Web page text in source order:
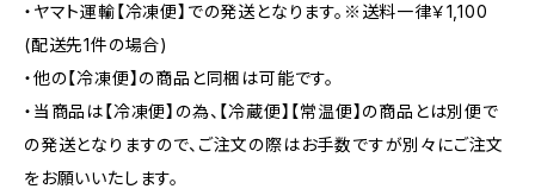
・ヤマト運輸【冷凍便】での発送となります。※送料一律￥1,100
(配送先1件の場合)
・他の【冷凍便】の商品と同梱は可能です。
・当商品は【冷凍便】の為、【冷蔵便】【常温便】の商品とは別便で
の発送となりますので、ご注文の際はお手数ですが別々にご注文
をお願いいたします。